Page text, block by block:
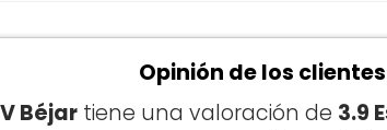
Opinión de los
Béjartiene una valoración de 3.9